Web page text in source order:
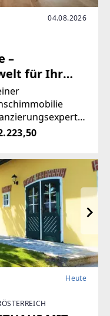
04.08.2026
–
für Ihr
Outdoor-
und
Heute